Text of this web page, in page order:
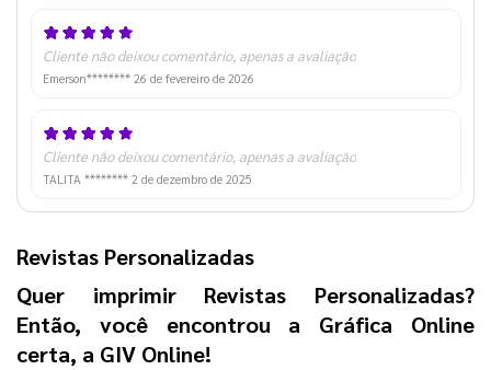
Cliente não deixou comentário, apenas a avaliação
Emerson******** 26 de fevereiro de 2026
Cliente não deixou comentário, apenas a avaliação
TALITA ******** 2 de dezembro de 2025
Revistas Personalizadas
Quer imprimir Revistas Personalizadas?
Então, você encontrou a Gráfica Online
certa, a GIV Online!